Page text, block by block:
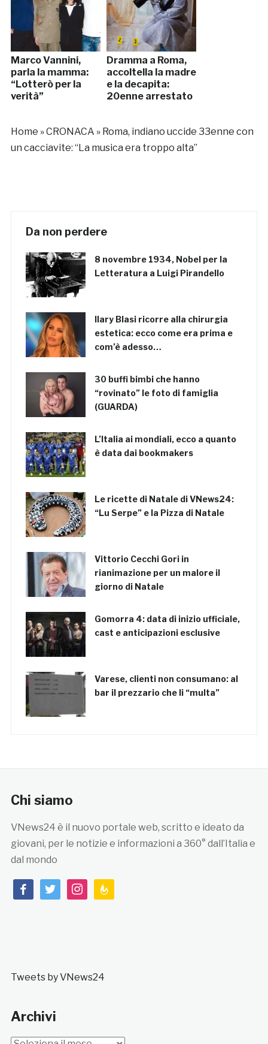
Marco Vannini,
parla la mamma:
“Lotterò per la
verità”
Dramma a Roma,
accoltella la madre
e la decapita:
20enne arrestato
Home »CRONACA » Roma, indiano uccide 33enne con
un cacciavite: “La musica era troppo alta”
Da non perdere
8 novembre 1934, Nobel per la
Letteratura a Luigi Pirandello
Ilary Blasi ricorre alla chirurgia
estetica: ecco come era prima e
com’è adesso…
30 buffi bimbi che hanno
“rovinato” le foto di famiglia
(GUARDA)
L’Italia ai mondiali, ecco a quanto
è data dai bookmakers
Le ricette di Natale di VNews24:
“Lu Serpe” e la Pizza di Natale
Vittorio Cecchi Gori in
rianimazione per un malore il
giorno di Natale
Gomorra 4: data di inizio ufficiale,
cast e anticipazioni esclusive
Varese, clienti non consumano: al
bar il prezzario che li “multa”
Chi siamo
VNews24 è il nuovo portale web, scritto e ideato da
giovani, per le notizie e informazioni a 360° dall’Italia e
dal mondo
facebooktwitterinstagramfeedburner
Tweets by VNews24
Archivi